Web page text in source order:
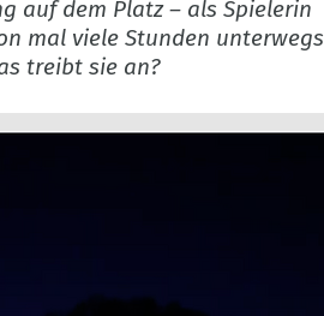
auf dem Platz – als Spielerin
mal viele Stunden unterwegs
treibt sie an?